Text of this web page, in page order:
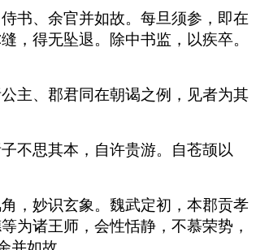
书、余官并如故。每旦须参，即在
，得无坠退。除中书监，以疾卒。
主、郡君同在朝谒之例，见者为其
不思其本，自许贵游。自苍颉以
，妙识玄象。魏武定初，本郡贡孝
为诸王师，会性恬静，不慕荣势，